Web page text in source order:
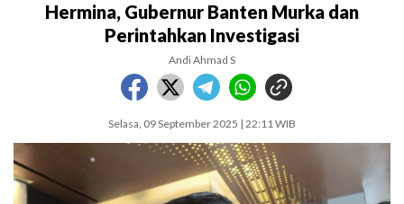
Hermina, Gubernur Banten Murka dan
Perintahkan Investigasi
Andi Ahmad S
Selasa, 09 September 2025 | 22:11 WIB